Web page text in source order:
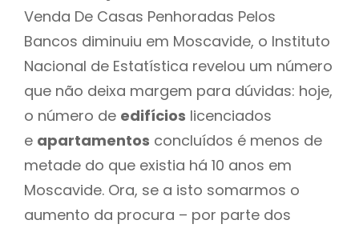
Venda De Casas Penhoradas Pelos
Bancos diminuiu em Moscavide, o Instituto
Nacional de Estatística revelou um número
que não deixa margem para dúvidas: hoje,
o número de edifícios licenciados
e apartamentos concluídos é menos de
metade do que existia há 10 anos em
Moscavide. Ora, se a isto somarmos o
aumento da procura – por parte dos